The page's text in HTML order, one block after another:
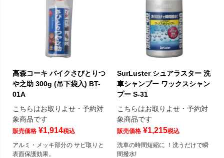
高森コーキ バイクさびとりつ
や之助 300g (吊下袋入) BT-
01A
こちらはお取りよせ・予約対
象商品です
販売価格 ¥1,914税込
アルミ・メッキ部分の サビ取りと
表面保護効果。
SurLuster シュアラスター 洗
車シャンプー ワックスシャン
プー S-31
こちらはお取りよせ・予約対
象商品です
販売価格 ¥1,215税込
洗車の時間短縮に ！洗うだけで瞬
間撥水!